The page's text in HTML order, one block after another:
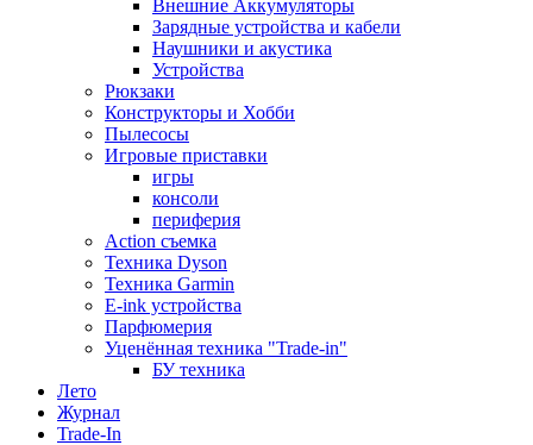
Внешние Аккумуляторы
Зарядные устройства и кабели
Наушники и акустика
Устройства
Рюкзаки
Конструкторы и Хобби
Пылесосы
Игровые приставки
игры
консоли
периферия
Action съемка
Техника Dyson
Техника Garmin
E-ink устройства
Парфюмерия
Уценённая техника "Trade-in"
БУ техника
Лето
Журнал
Trade-In